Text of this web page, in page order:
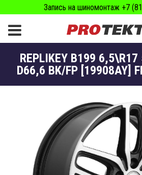
Запись на шиномонтаж +7
RЕPLIKEY B199
D66,6 BK/FP [19908AY]